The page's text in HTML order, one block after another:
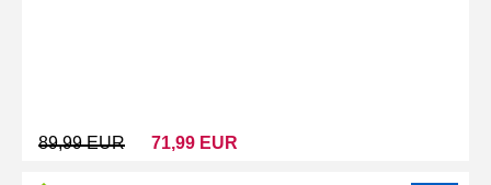
89,99 EUR 71,99 EUR